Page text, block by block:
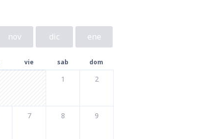
nov dic ene
vie sab dom
1 2
7 8 9